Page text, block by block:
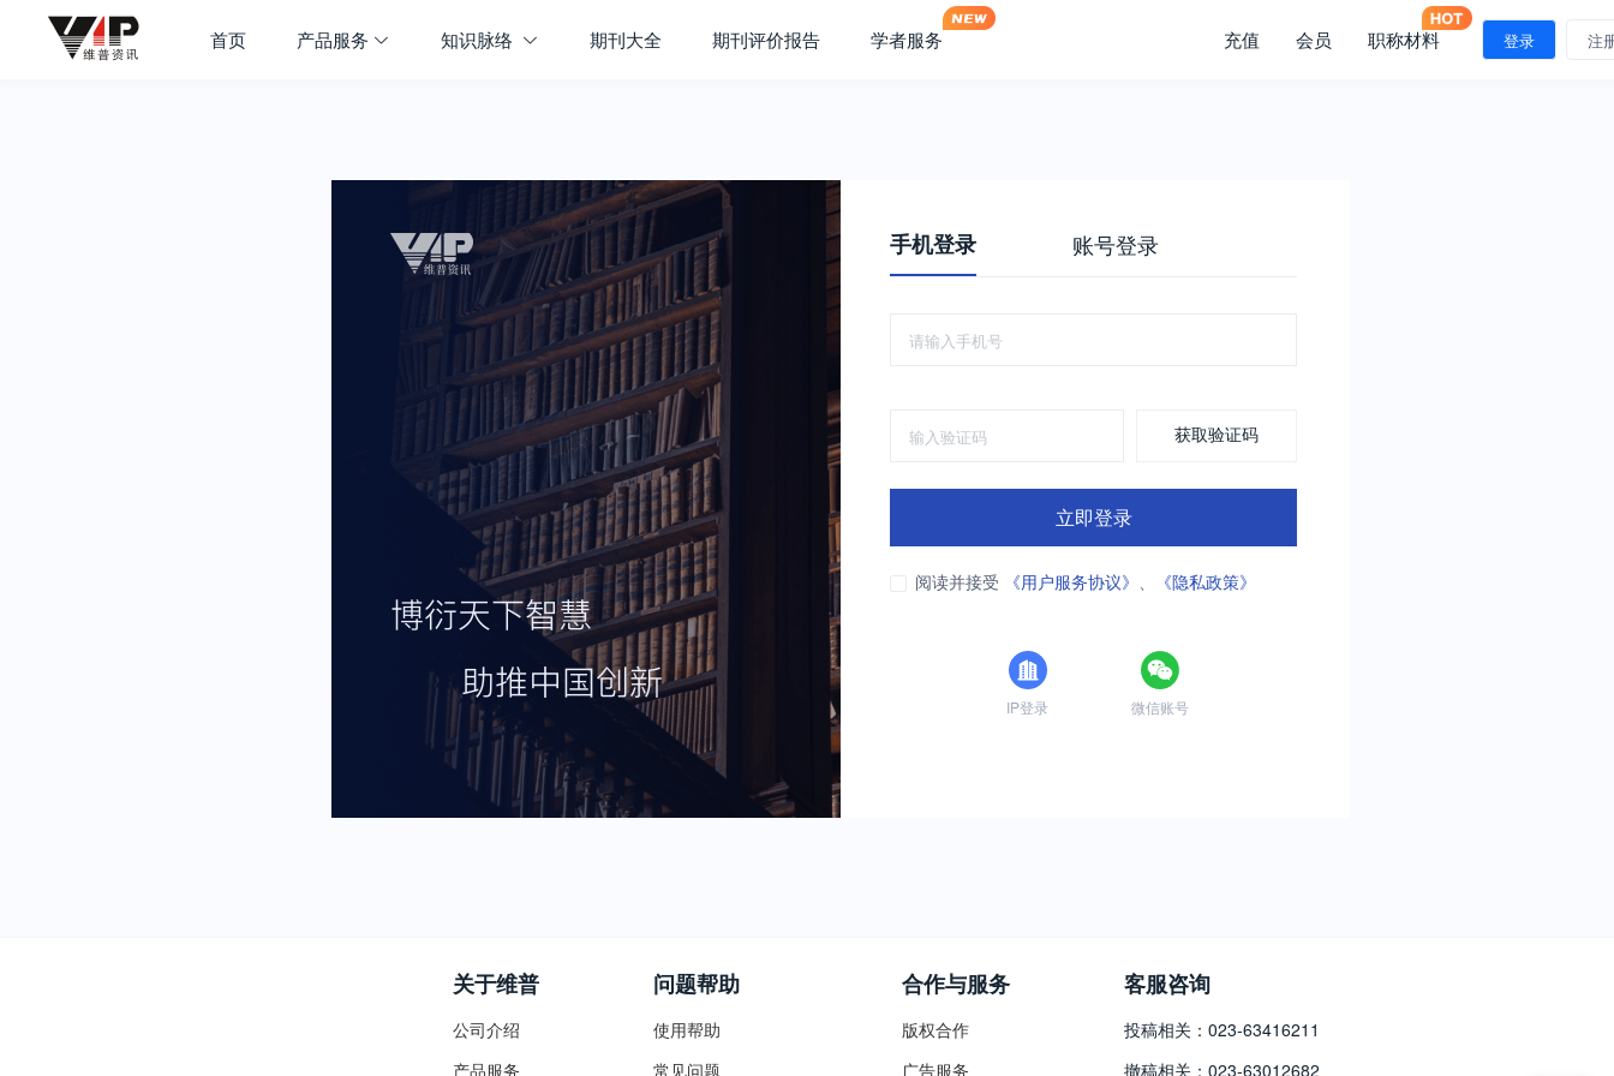
首页 产品服务 知识脉络 期刊大全 期刊评价报告 学者服务 充值 会员 职称材料 登录 注
手机登录 账号登录
获取验证码
立即登录
阅读并接受 《用户服务协议》 、 《隐私政策》
IP登录 微信账号
关于维普
公司介绍
产品服务
问题帮助
使用帮助
常见问题
合作与服务
版权合作
广告服务
客服咨询
投稿相关：023-63416211
撤稿相关：023-63012682